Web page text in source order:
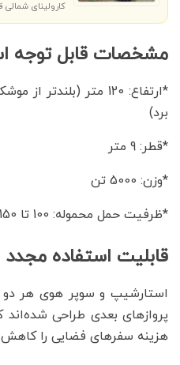
کارولینای
مشخصات قابل توجه
برد)
*قطر: 9 متر
*وزن: 5000 تن
*ظرفیت حمل محموله: 100 تا 150 تن
قابلیت استفاده مجدد
استارشیپ و سوپر هوی هر دو
پروازهای بعدی طراحی
هزینه سفرهای فضایی را